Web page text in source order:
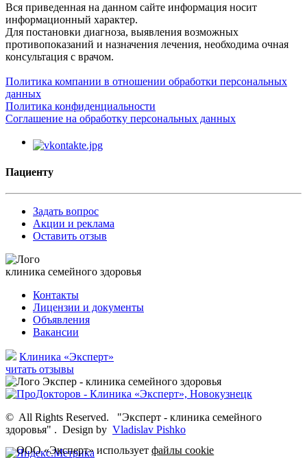
Вся приведенная на данном сайте информация носит
информационный характер.
Для постановки диагноза, выявления возможных
противопоказаний и назначения лечения, необходима очная
консультация с врачом.
Политика компании в отношении обработки персональных
данных
Политика конфиденциальности
Соглашение на обработку персональных данных
Пациенту
Задать вопрос
Акции и реклама
Оставить отзыв
клиника семейного здоровья
Контакты
Лицензии и документы
Объявления
Вакансии
Клиника «Эксперт»
читать отзывы
© All Rights Reserved.
"Эксперт - клиника семейного
здоровья" . Design by Vladislav Pishko
ООО «Эксперт» используетфайлы cookie